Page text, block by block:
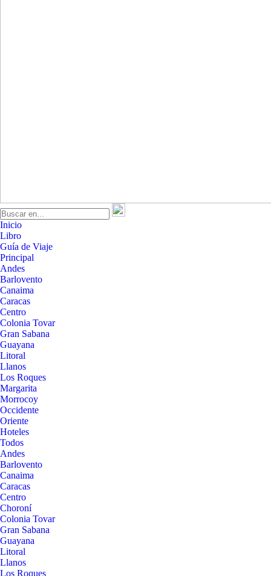
Inicio
Libro
Guía de Viaje
Principal
Andes
Barlovento
Canaima
Caracas
Centro
Colonia Tovar
Gran Sabana
Guayana
Litoral
Llanos
Los Roques
Margarita
Morrocoy
Occidente
Oriente
Hoteles
Todos
Andes
Barlovento
Canaima
Caracas
Centro
Choroní
Colonia Tovar
Gran Sabana
Guayana
Litoral
Llanos
Los Roques